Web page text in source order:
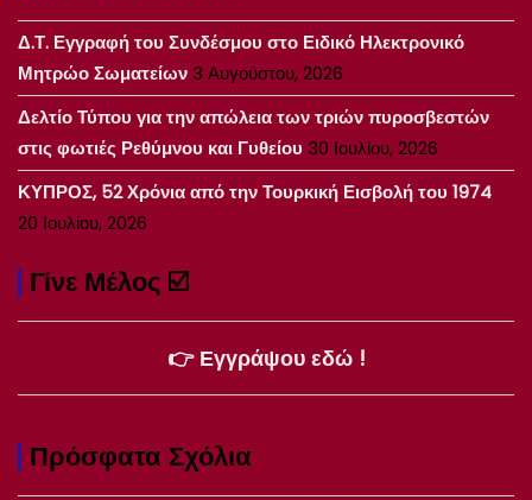
Δ.Τ. Εγγραφή του Συνδέσμου στο Ειδικό Ηλεκτρονικό
Μητρώο Σωματείων3 Αυγούστου, 2026
Δελτίο Τύπου για την απώλεια των τριών πυροσβεστών
στις φωτιές Ρεθύμνου και Γυθείου 30 Ιουλίου, 2026
ΚΥΠΡΟΣ, 52 Χρόνια από την Τουρκική Εισβολή του 1974
20 Ιουλίου, 2026
Γίνε Μέλος ☑️
👉 Εγγράψου εδώ !
Πρόσφατα Σχόλια